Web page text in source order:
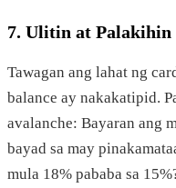
7. Ulitin at
Tawagan ang lahat ng
balance ay nakakatipid.
avalanche: Bayaran ang
bayad sa may
mula 18% pababa sa